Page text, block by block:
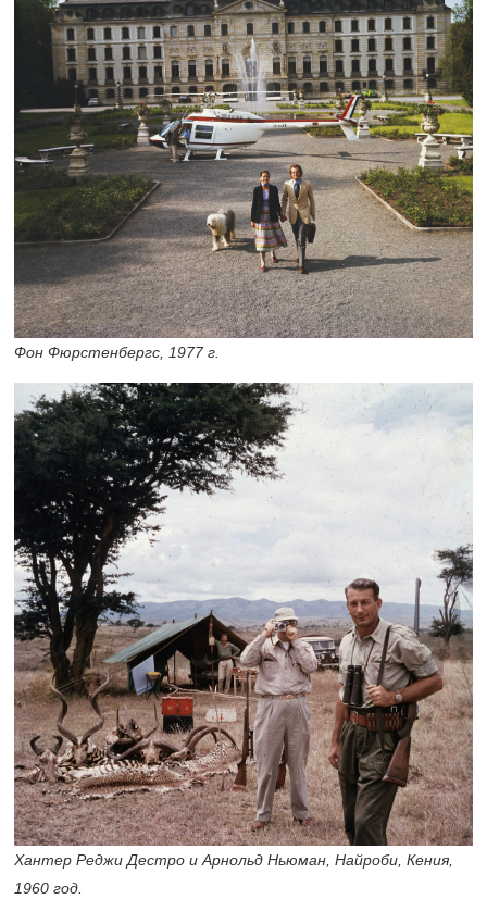
Фон Фюрстенбергс, 1977 г.
Хантер Реджи Дестро и Арнольд Ньюман, Найроби, Кения,
1960 год.